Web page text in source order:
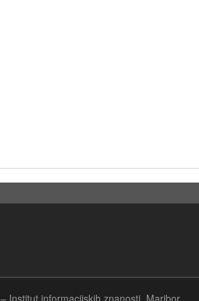
– Institut informacijskih znanosti, Maribor